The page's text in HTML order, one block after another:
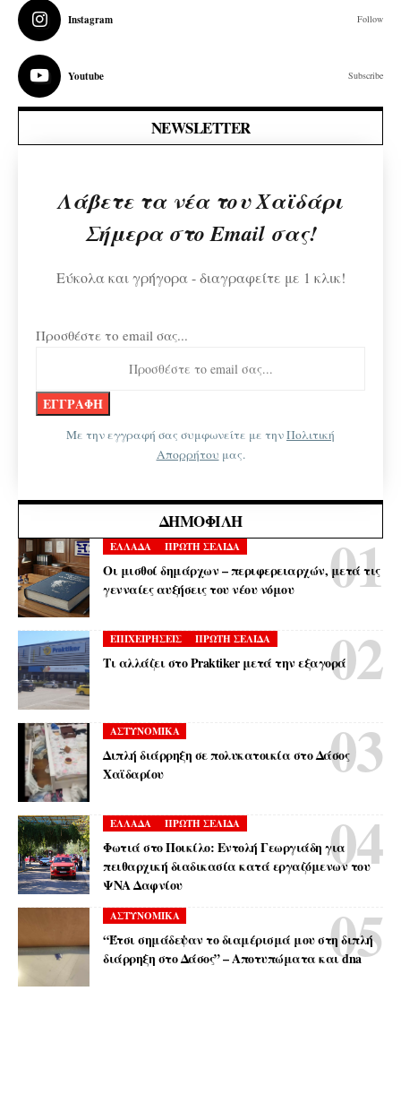
Instagram Follow
Youtube Subscribe
NEWSLETTER
Λάβετε τα νέα του Χαϊδάρι
Σήμερα στο Email σας!
Εύκολα και γρήγορα - διαγραφείτε με 1 κλικ!
Προσθέστε το email σας...
Με την εγγραφή σας συμφωνείτε με τηνΠολιτική
Απορρήτου μας.
ΔΗΜΟΦΙΛΉ
ΕΛΛΑΔΑ ΠΡΩΤΗ ΣΕΛΙΔΑ
Οι μισθοί δημάρχων – περιφερειαρχών, μετά τις
γενναίες αυξήσεις του νέου νόμου
ΕΠΙΧΕΙΡΗΣΕΙΣ ΠΡΩΤΗ ΣΕΛΙΔΑ
Τι αλλάζει στο Praktiker μετά την εξαγορά
ΑΣΤΥΝΟΜΙΚΑ
Διπλή διάρρηξη σε πολυκατοικία στο Δάσος
Χαϊδαρίου
ΕΛΛΑΔΑ ΠΡΩΤΗ ΣΕΛΙΔΑ
Φωτιά στο Ποικίλο: Εντολή Γεωργιάδη για
πειθαρχική διαδικασία κατά εργαζόμενων του
ΨΝΑ Δαφνίου
ΑΣΤΥΝΟΜΙΚΑ
“Έτσι σημάδεψαν το διαμέρισμά μου στη διπλή
διάρρηξη στο Δάσος” – Αποτυπώματα και dna